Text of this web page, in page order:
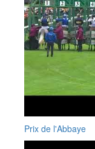
Prix de l'Abbaye